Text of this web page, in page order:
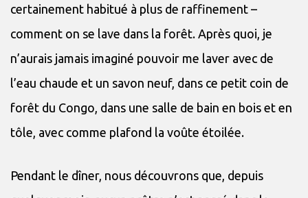
certainement habitué à plus de raffinement –
comment on se lave dans la forêt. Après quoi, je
n’aurais jamais imaginé pouvoir me laver avec de
l’eau chaude et un savon neuf, dans ce petit coin de
forêt du Congo, dans une salle de bain en bois et en
tôle, avec comme plafond la voûte étoilée.
Pendant le dîner, nous découvrons que, depuis